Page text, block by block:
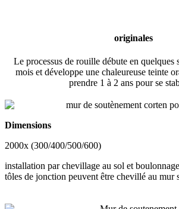
originales
Le processus de rouille débute en quelques
mois et développe une chaleureuse teinte
prendre 1 à 2 ans pour se
Dimensions
2000x (300/400/500/600)
installation par chevillage au sol et
tôles de jonction peuvent être chevillé au mur